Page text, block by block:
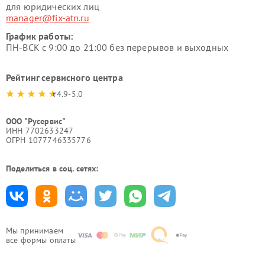
Мы принимаем
все формы оплаты
для юридических лиц
manager@fix-atn.ru
График работы:
ПН-ВСК с 9:00 до 21:00 без перерывов и выходных
Рейтинг сервисного центра
4.9-5.0
ООО "Русервис"
ИНН 7702633247
ОГРН 1077746335776
Поделиться в соц. сетях: